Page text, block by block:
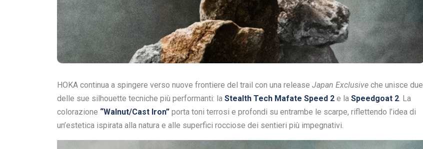
HOKA continua a spingere verso nuove frontiere del trail con una release Japan Exclusive che unisce due
delle sue silhouette tecniche più performanti: la Stealth Tech Mafate Speed 2 e la Speedgoat 2. La
colorazione “Walnut/Cast Iron” porta toni terrosi e profondi su entrambe le scarpe, riflettendo l’idea di
un’estetica ispirata alla natura e alle superfici rocciose dei sentieri più impegnativi.